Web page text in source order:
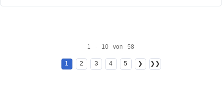
1 - 10 von 58
1 2 3 4 5 ❯ ❯❯